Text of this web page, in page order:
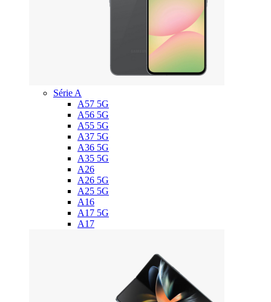
Série A
A57 5G
A56 5G
A55 5G
A37 5G
A36 5G
A35 5G
A26
A26 5G
A25 5G
A16
A17 5G
A17